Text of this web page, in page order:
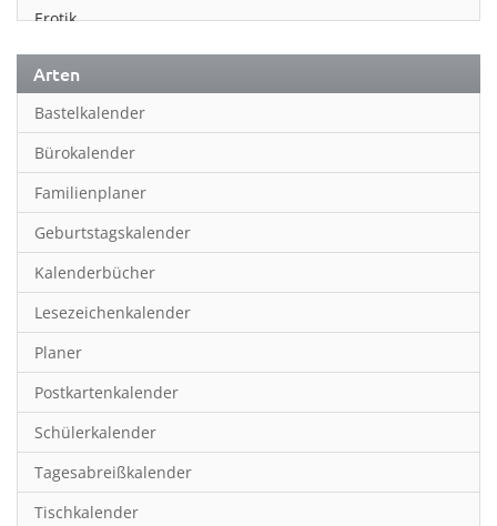
Erotik
Essen & Trinken
Familienplaner
Fantasy
Film
Fotokunst
Frauen
Fußball
Geburtstagskalender
Hobby & Basteln
Humor & Cartoon
Inpiration & Entspannung
Inspiration & Entspannung
Arten
Bastelkalender
Bürokalender
Familienplaner
Geburtstagskalender
Kalenderbücher
Lesezeichenkalender
Planer
Postkartenkalender
Schülerkalender
Tagesabreißkalender
Tischkalender